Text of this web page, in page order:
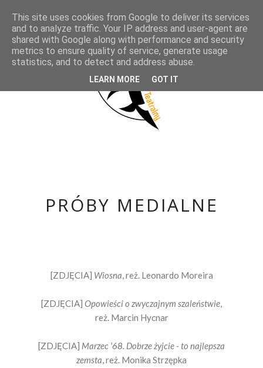
PRÓBY MEDIALNE
[ZDJĘCIA] Wiosna, reż. Leonardo Moreira
[ZDJĘCIA] Opowieści o zwyczajnym szaleństwie,
reż. Marcin Hycnar
[ZDJĘCIA] Marzec '68. Dobrze żyjcie - to najlepsza
zemsta, reż. Monika Strzępka
This site uses cookies from Google to deliver its services
and to analyze traffic. Your IP address and user-agent are
shared with Google along with performance and security
metrics to ensure quality of service, generate usage
statistics, and to detect and address abuse.
LEARN MORE GOT IT